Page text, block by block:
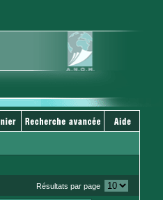
Résultats par page